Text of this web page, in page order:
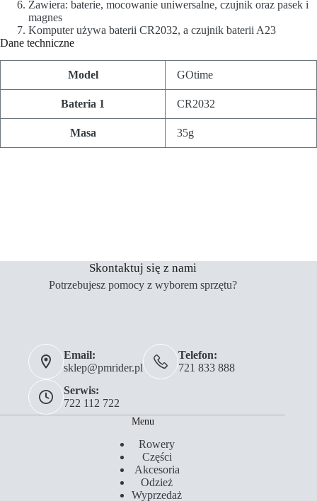
Zawiera: baterie, mocowanie uniwersalne, czujnik oraz pasek i
magnes
Komputer używa baterii CR2032, a czujnik baterii A23
Dane techniczne
Model GOtime
Bateria 1 CR2032
Masa 35g
Skontaktuj się z nami
Potrzebujesz pomocy z wyborem sprzętu?
Email:
sklep@pmrider.pl
Telefon:
721 833 888
Serwis:
722 112 722
Menu
Rowery
Części
Akcesoria
Odzież
Wyprzedaż